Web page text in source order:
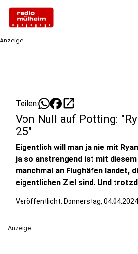
Anzeige
Teilen: open_in_new
Von Null auf Potting:
25"
Eigentlich will man ja nie mit
ja so anstrengend ist mit diesem
manchmal an Flughäfen landet,
eigentlichen Ziel sind. Und
Veröffentlicht: Donnerstag,
Anzeige